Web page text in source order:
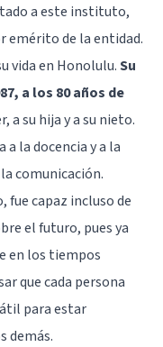
a este instituto,
emérito de la entidad.
vida en Honolulu.Su
a los 80 años de
a su hija y a su nieto.
a la docencia y a la
comunicación.
fue capaz incluso de
el futuro, pues ya
en los tiempos
que cada persona
para estar
demás.